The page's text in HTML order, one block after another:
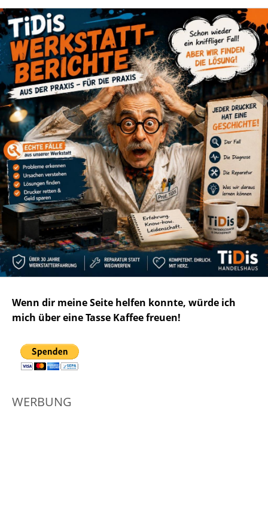
Wenn dir meine Seite helfen konnte, würde ich
mich über eine Tasse Kaffee freuen!
WERBUNG